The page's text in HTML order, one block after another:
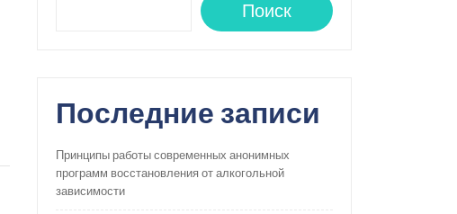
Поиск
Последние записи
Принципы работы современных анонимных
программ восстановления от алкогольной
зависимости